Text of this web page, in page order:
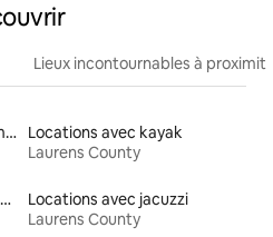
Lieux incontournables à
Locations adaptées aux familles
Locations avec kayak
Laurens County
Location de maisons de vacances
Locations avec jacuzzi
Laurens County